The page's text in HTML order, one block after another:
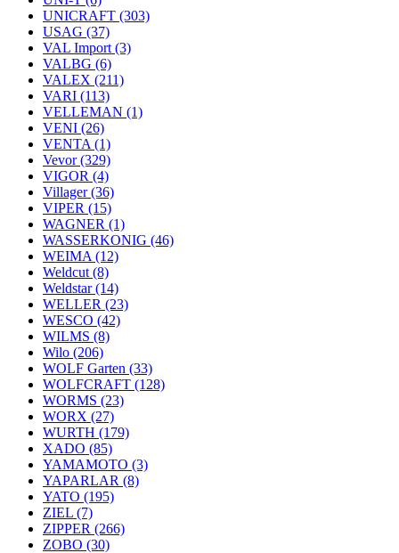
UNICRAFT (303)
USAG (37)
VAL Import (3)
VALBG (6)
VALEX (211)
VARI (113)
VELLEMAN (1)
VENI (26)
VENTA (1)
Vevor(329)
VIGOR (4)
Villager(36)
VIPER (15)
WAGNER (1)
WASSERKONIG (46)
WEIMA (12)
Weldcut (8)
Weldstar(14)
WELLER (23)
WESCO (42)
WILMS (8)
Wilo (206)
WOLF Garten (33)
WOLFCRAFT (128)
WORMS (23)
WORX (27)
WURTH (179)
XADO (85)
YAMAMOTO (3)
YAPARLAR (8)
YATO (195)
ZIEL (7)
ZIPPER (266)
ZOBO (30)